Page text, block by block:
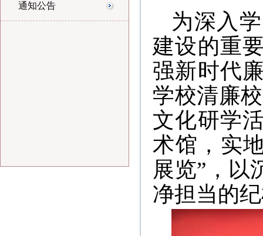
通知公告
为深入
建设的重
强新时代
学校清廉
文化研学
术馆，实
展览”，以
净担当的